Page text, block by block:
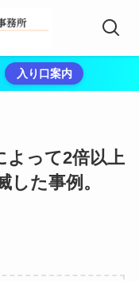
入り口案内
よって2倍以上
た事例。